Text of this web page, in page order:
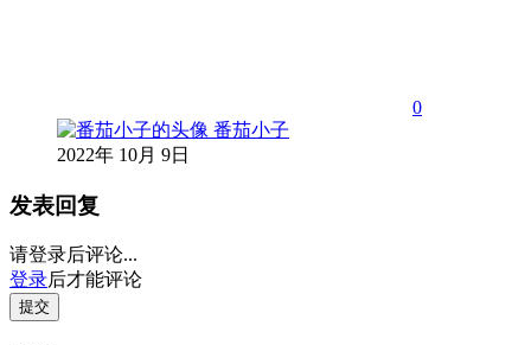
0
番茄小子
2022年 10月 9日
发表回复
请登录后评论...
登录后才能评论
提交